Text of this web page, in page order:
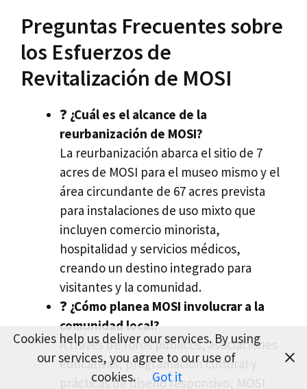
Preguntas Frecuentes sobre
los Esfuerzos de
Revitalización de MOSI
❓ ¿Cuál es el alcance de la
reurbanización de MOSI?
La reurbanización abarca el sitio de 7
acres de MOSI para el museo mismo y el
área circundante de 67 acres prevista
para instalaciones de uso mixto que
incluyen comercio minorista,
hospitalidad y servicios médicos,
creando un destino integrado para
visitantes y la comunidad.
❓ ¿Cómo planea MOSI involucrar a la
comunidad local?
A través de foros públicos, asociaciones
educativas, programación cultural y
prácticas de diseño responsivo, MOSI
Cookies help us deliver our services. By using
our services, you agree to our use of
cookies.
Got it